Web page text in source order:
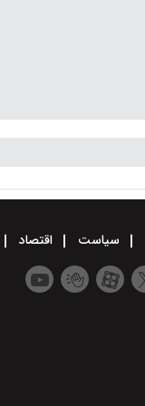
سیاست اقتصاد